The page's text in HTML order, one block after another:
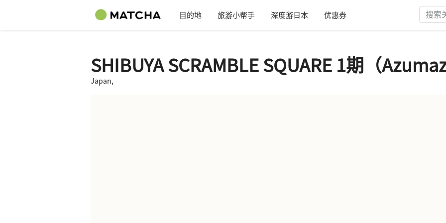
目的地 旅游小帮手 深度游日本 优惠券
SHIBUYA SCRAMBLE SQUARE 1期（
Japan,